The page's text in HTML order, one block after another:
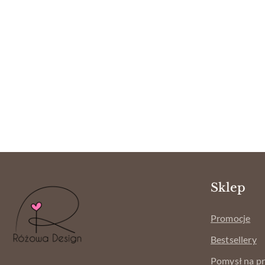
Sklep
Promocje
Bestsellery
Pomysł na